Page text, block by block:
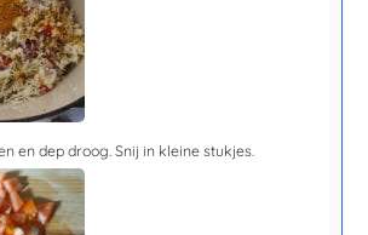
en dep droog. Snij in kleine stukjes.